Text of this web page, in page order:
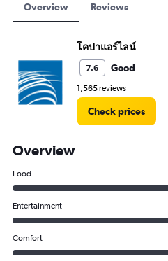
Overview Reviews
โคปาแอร์ไลน์
7.6 Good
1,565 reviews
Check prices
Overview
Food
Entertainment
Comfort